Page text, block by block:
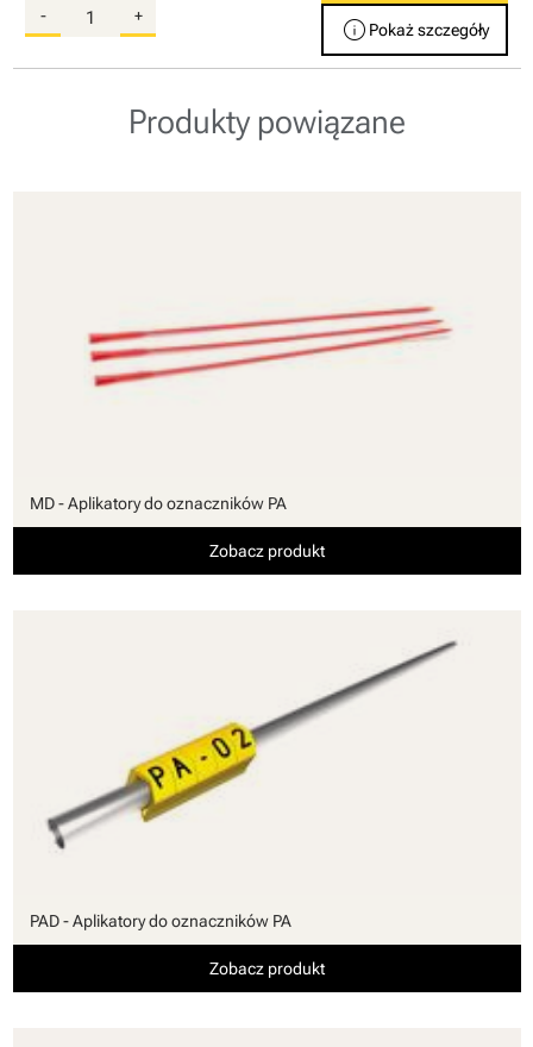
- + info Pokaż szczegóły
Produkty powiązane
MD - Aplikatory do oznaczników PA
Zobacz produkt
PAD - Aplikatory do oznaczników PA
Zobacz produkt